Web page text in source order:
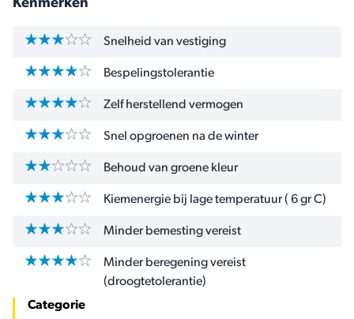
Kenmerken
Snelheid van vestiging
Bespelingstolerantie
Zelf herstellend vermogen
Snel opgroenen na de winter
Behoud van groene kleur
Kiemenergie bij lage temperatuur ( 6 gr C)
Minder bemesting vereist
Minder beregening vereist
(droogtetolerantie)
Categorie